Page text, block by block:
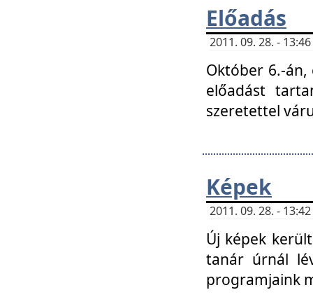
Előadás
2011. 09. 28. -
Október 6.-
előadást
szeretettel
Képek
2011. 09. 28. -
Új képek
tanár úrnál
programjaink